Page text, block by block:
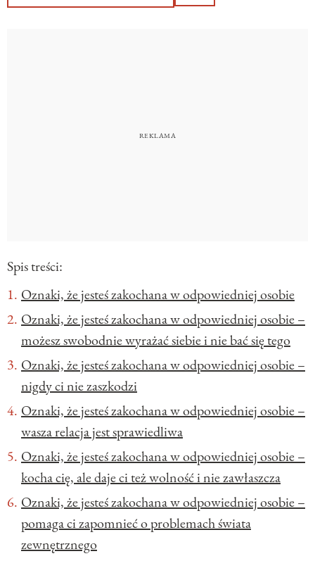
Spis treści:
Oznaki, że jesteś zakochana w odpowiedniej osobie
Oznaki, że jesteś zakochana w odpowiedniej osobie –
możesz swobodnie wyrażać siebie i nie bać się tego
Oznaki, że jesteś zakochana w odpowiedniej osobie –
nigdy ci nie zaszkodzi
Oznaki, że jesteś zakochana w odpowiedniej osobie –
wasza relacja jest sprawiedliwa
Oznaki, że jesteś zakochana w odpowiedniej osobie –
kocha cię, ale daje ci też wolność i nie zawłaszcza
Oznaki, że jesteś zakochana w odpowiedniej osobie –
pomaga ci zapomnieć o problemach świata
zewnętrznego